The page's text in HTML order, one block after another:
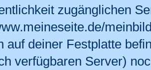
zugänglichen
auf deiner Festplatte
verfügbaren Server)